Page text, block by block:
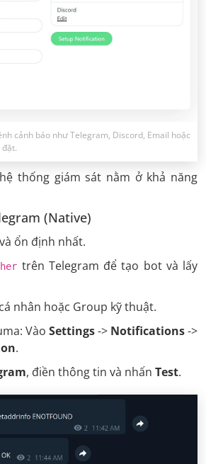
cảnh báo như Telegram, Discord, Email hoặc
thống giám sát nằm ở khả năng
(Native)
ổn định nhất.
trên Telegram để tạo bot và lấy
nhân hoặc Group kỹ thuật.
Vào Settings-> Notifications->
.
, điền thông tin và nhấn Test.